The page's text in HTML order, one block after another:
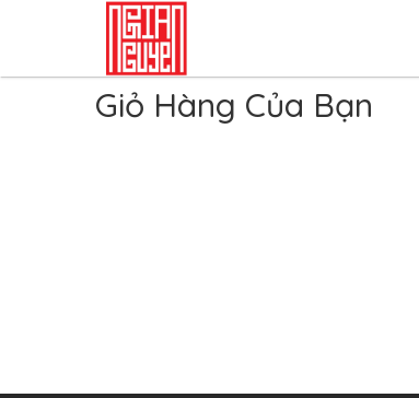
Giỏ Hàng Của Bạn